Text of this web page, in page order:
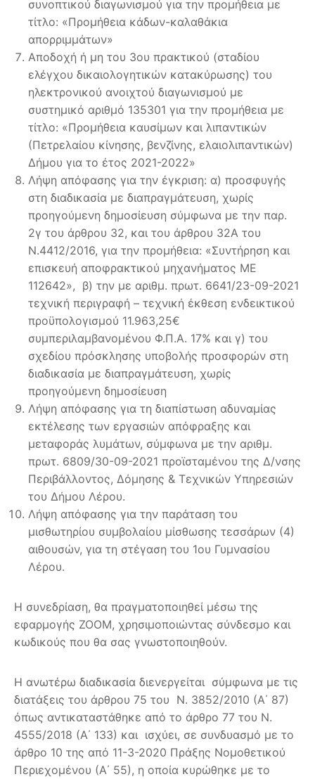
συνοπτικού διαγωνισμού για την προμήθεια με
τίτλο: «Προμήθεια κάδων-καλαθάκια
απορριμμάτων»
Αποδοχή ή μη του 3ου πρακτικού (σταδίου
ελέγχου δικαιολογητικών κατακύρωσης) του
ηλεκτρονικού ανοιχτού διαγωνισμού με
συστημικό αριθμό 135301 για την προμήθεια με
τίτλο: «Προμήθεια καυσίμων και λιπαντικών
(Πετρελαίου κίνησης, βενζίνης, ελαιολιπαντικών)
Δήμου για το έτος 2021-2022»
Λήψη απόφασης για την έγκριση: α) προσφυγής
στη διαδικασία με διαπραγμάτευση, χωρίς
προηγούμενη δημοσίευση σύμφωνα με την παρ.
2γ του άρθρου 32, και του άρθρου 32Α του
Ν.4412/2016, για την προμήθεια: «Συντήρηση και
επισκευή αποφρακτικού μηχανήματος ΜΕ
112642», β) την με αριθμ. πρωτ. 6641/23-09-2021
τεχνική περιγραφή – τεχνική έκθεση ενδεικτικού
προϋπολογισμού 11.963,25€
συμπεριλαμβανομένου Φ.Π.Α. 17% και γ) του
σχεδίου πρόσκλησης υποβολής προσφορών στη
διαδικασία με διαπραγμάτευση, χωρίς
προηγούμενη δημοσίευση
Λήψη απόφασης για τη διαπίστωση αδυναμίας
εκτέλεσης των εργασιών απόφραξης και
μεταφοράς λυμάτων, σύμφωνα με την αριθμ.
πρωτ. 6809/30-09-2021 προϊσταμένου της Δ/νσης
Περιβάλλοντος, Δόμησης & Τεχνικών Υπηρεσιών
του Δήμου Λέρου.
Λήψη απόφασης για την παράταση του
μισθωτηρίου συμβολαίου μίσθωσης τεσσάρων (4)
αιθουσών, για τη στέγαση του 1ου Γυμνασίου
Λέρου.
Η συνεδρίαση, θα πραγματοποιηθεί μέσω της
εφαρμογής ZOOM, χρησιμοποιώντας σύνδεσμο και
κωδικούς που θα σας γνωστοποιηθούν.
Η ανωτέρω διαδικασία διενεργείται σύμφωνα με τις
διατάξεις του άρθρου 75 του Ν. 3852/2010 (Α΄ 87)
όπως αντικαταστάθηκε από το άρθρο 77 του Ν.
4555/2018 (Α΄ 133) και ισχύει, σε συνδυασμό με το
άρθρο 10 της από 11-3-2020 Πράξης Νομοθετικού
Περιεχομένου (Α΄ 55), η οποία κυρώθηκε με το